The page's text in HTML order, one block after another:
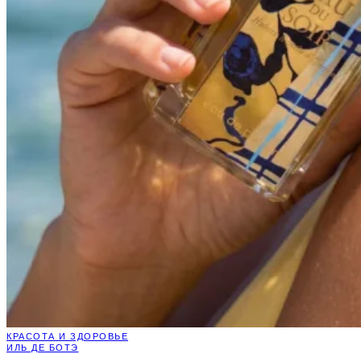
КРАСОТА И ЗДОРОВЬЕ
ИЛЬ ДЕ БОТЭ